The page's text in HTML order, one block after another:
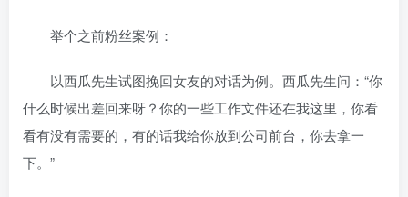
举个之前粉丝案例：
以西瓜先生试图挽回女友的对话为例。西瓜先生问：“你
什么时候出差回来呀？你的一些工作文件还在我这里，你看
看有没有需要的，有的话我给你放到公司前台，你去拿一
下。”